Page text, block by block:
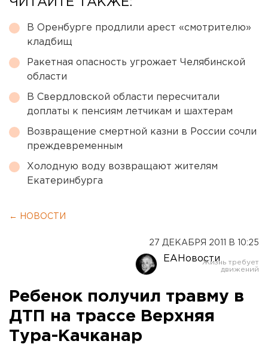
ЧИТАЙТЕ ТАКЖЕ:
В Оренбурге продлили арест «смотрителю»
кладбищ
Ракетная опасность угрожает Челябинской
области
В Свердловской области пересчитали
доплаты к пенсиям летчикам и шахтерам
Возвращение смертной казни в России сочли
преждевременным
Холодную воду возвращают жителям
Екатеринбурга
← НОВОСТИ
27 ДЕКАБРЯ 2011 В 10:25
ЕАНовости
Ребенок получил травму в
ДТП на трассе Верхняя
Тура-Качканар